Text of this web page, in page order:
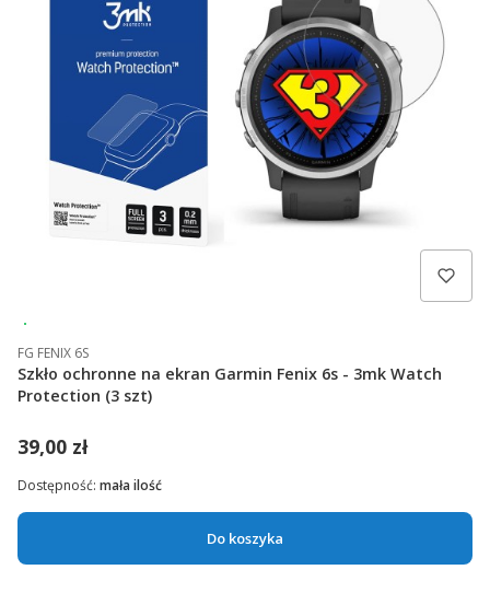
FG FENIX 6S
Szkło ochronne na ekran Garmin Fenix 6s - 3mk Watch
Protection (3 szt)
39,00 zł
Do koszyka
Dostępność: mała ilość